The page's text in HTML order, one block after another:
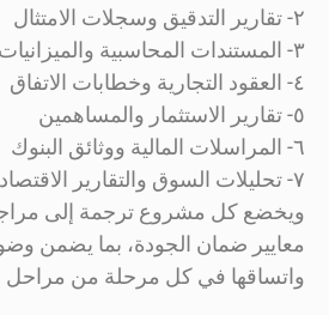
٢- تقارير التدقيق وسجلات الامتثال
٣- المستندات المحاسبية والميزانيات العمومية
٤- العقود التجارية وخطابات الاتفاق
٥- تقارير الاستثمار والمساهمين
٦- المراسلات المالية ووثائق البنوك
٧- تحليلات السوق والتقارير الاقتصادية
ويخضع كل مشروع ترجمة إلى
معايير ضمان الجودة، بما يضمن
واتساقها في كل مرحلة من مراحل